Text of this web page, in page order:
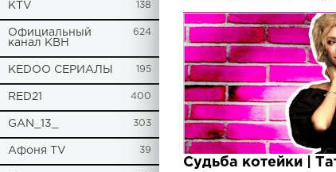
KTV 138
Официальный
канал КВН
624
KEDOO СЕРИАЛЫ 195
RED21 400
GAN_13_ 303
Афоня TV 39
Судьба котейки |